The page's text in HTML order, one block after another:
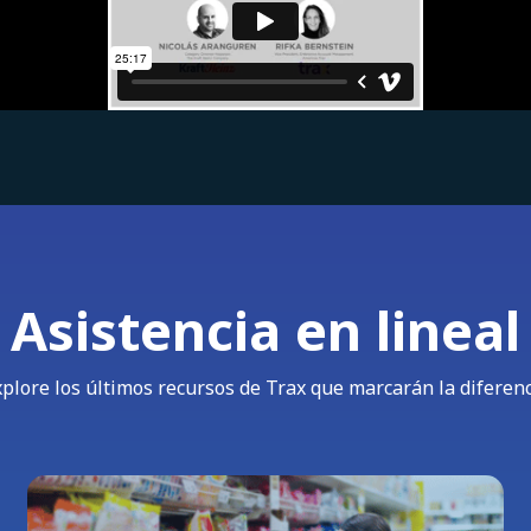
Asistencia en lineal
los últimos recursos de Trax que marcarán la